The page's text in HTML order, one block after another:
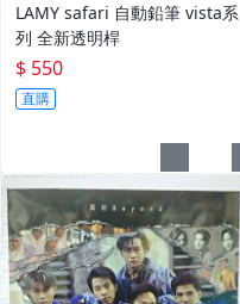
LAMY safari 自動鉛筆 vista系
列 全新透明桿
$ 550
直購